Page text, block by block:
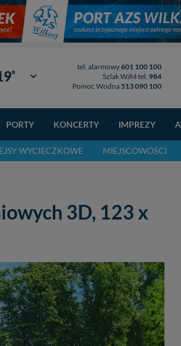
° Giżycko
tel. alarmowy601 100 100
Szlak WJM tel. 984
Pomoc Wodna 513 090 100
PORTY KONCERTY IMPREZY
WYCIECZKOWE MIEJSCOWOŚCI
3D, 123 x